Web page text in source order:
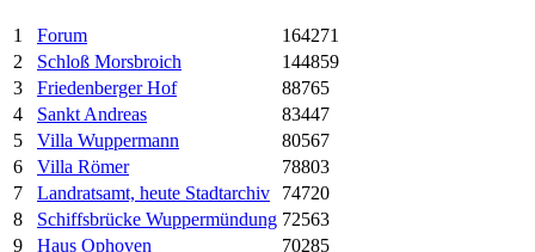
1 Forum
164271
2
Schloß Morsbroich
144859
3
Friedenberger Hof
88765
4
Sankt Andreas
83447
5
Villa Wuppermann
80567
6
Villa Römer
78803
7
Landratsamt, heute Stadtarchiv
74720
8
Schiffsbrücke Wuppermündung 72563
9
Haus Ophoven
70285